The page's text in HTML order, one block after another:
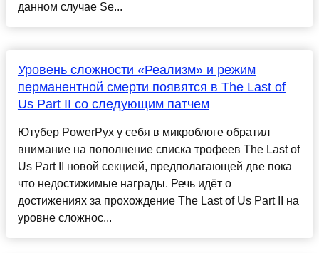
данном случае Se...
Уровень сложности «Реализм» и режим
перманентной смерти появятся в The Last of
Us Part II со следующим патчем
Ютубер PowerPyx у себя в микроблоге обратил
внимание на пополнение списка трофеев The Last of
Us Part II новой секцией, предполагающей две пока
что недостижимые награды. Речь идёт о
достижениях за прохождение The Last of Us Part II на
уровне сложнос...